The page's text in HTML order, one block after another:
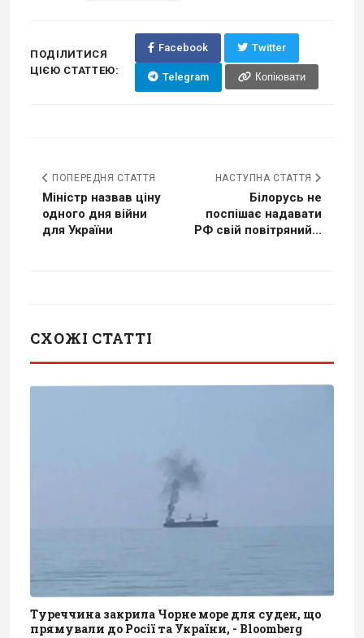
ПОДІЛИТИСЯ
ЦІЄЮ СТАТТЕЮ:
Facebook Twitter
Telegram Копіювати
ПОПЕРЕДНЯ СТАТТЯ
Міністр назвав ціну
одного дня війни
для України
НАСТУПНА СТАТТЯ
Білорусь не
поспішає надавати
РФ свій повітряний...
СХОЖІ СТАТТІ
Туреччина закрила Чорне море для суден, що
прямували до Росії та України, - Bloomberg